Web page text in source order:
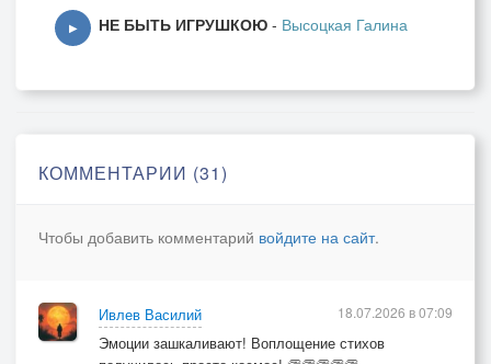
К дороге, что ведёт нас к раю
В моей измученной груди
От старой жажды просто сушит
[Припев]
На двух аккордах не пройти
К дороге, что ведёт нас на к раю
▶ НЕ БЫТЬ ИГРУШКОЮ - Высоцкая Галина
КОММЕНТАРИИ (31)
Чтобы добавить комментарий войдите на сайт.
Ивлев Василий
Эмоции зашкаливают! Воплощение стихов
18.07.2026 в 07:09